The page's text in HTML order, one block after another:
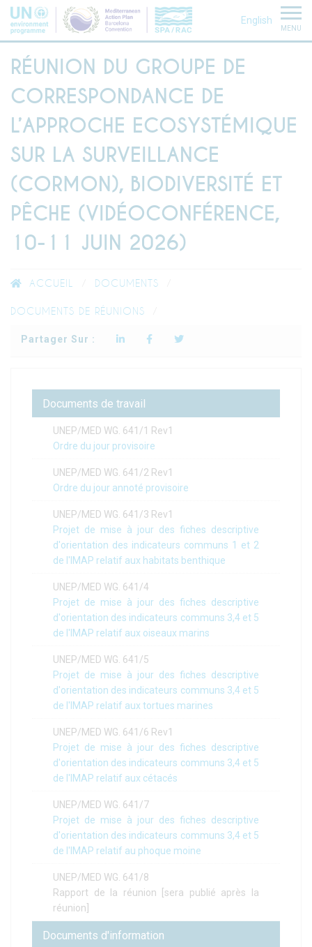
English
MENU
RÉUNION DU GROUPE DE
CORRESPONDANCE DE
L’APPROCHE ECOSYSTÉMIQUE
SUR LA SURVEILLANCE
(CORMON), BIODIVERSITÉ ET
PÊCHE (VIDÉOCONFÉRENCE,
10-11 JUIN 2026)
ACCUEIL DOCUMENTS
DOCUMENTS DE RÉUNIONS
Partager Sur :
Documents de travail
UNEP/MED WG. 641/1 Rev1
Ordre du jour provisoire
UNEP/MED WG. 641/2 Rev1
Ordre du jour annoté provisoire
UNEP/MED WG. 641/3 Rev1
Projet de mise à jour des fiches descriptive
d'orientation des indicateurs communs 1 et 2
de l'IMAP relatif aux habitats benthique
UNEP/MED WG. 641/4
Projet de mise à jour des fiches descriptive
d'orientation des indicateurs communs 3,4 et 5
de l'IMAP relatif aux oiseaux marins
UNEP/MED WG. 641/5
Projet de mise à jour des fiches descriptive
d'orientation des indicateurs communs 3,4 et 5
de l'IMAP relatif aux tortues marines
UNEP/MED WG. 641/6 Rev1
Projet de mise à jour des fiches descriptive
d'orientation des indicateurs communs 3,4 et 5
de l'IMAP relatif aux cétacés
UNEP/MED WG. 641/7
Projet de mise à jour des fiches descriptive
d'orientation des indicateurs communs 3,4 et 5
de l'IMAP relatif au phoque moine
UNEP/MED WG. 641/8
Rapport de la réunion [sera publié après la
réunion]
Documents d'information